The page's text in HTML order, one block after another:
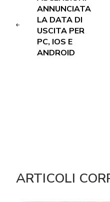
ANNUNCIATA
LA DATA DI
USCITA PER
PC, IOS E
ANDROID
ARTICOLI